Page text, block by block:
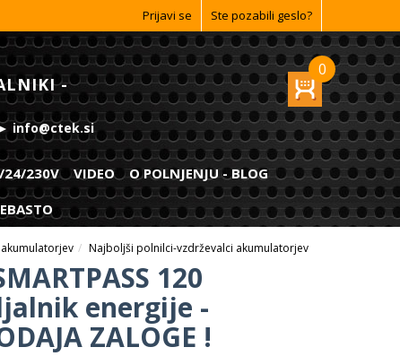
Prijavi se Ste pozabili geslo?
0
-
info@ctek.si
24/230V VIDEO
O POLNJENJU - BLOG
Najboljši polnilci-vzdrževalci akumulatorjev
120
energije -
ZALOGE !